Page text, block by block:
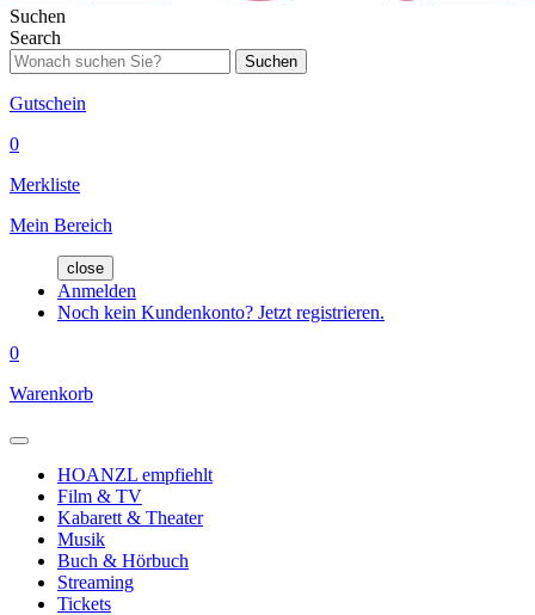
Suchen
Search
Suchen
Gutschein
0
Merkliste
Mein Bereich
close
Anmelden
Noch kein Kundenkonto? Jetzt registrieren.
0
Warenkorb
HOANZL empfiehlt
Film & TV
Kabarett & Theater
Musik
Buch & Hörbuch
Streaming
Tickets